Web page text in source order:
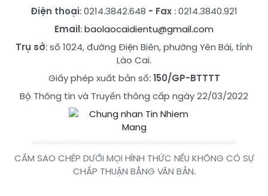
Điện thoại: 0214.3842.648 - Fax : 0214.3840.921
Email:baolaocaidientu@gmail.com
Trụ sở: số 1024, đường Điện Biên, phường Yên Bái, tỉnh
Lào Cai.
Giấy phép xuất bản số:150/GP-BTTTT
Bộ Thông tin và Truyền thông cấp ngày 22/03/2022
CẤM SAO CHÉP DƯỚI MỌI HÌNH THỨC NẾU KHÔNG CÓ SỰ
CHẤP THUẬN BẰNG VĂN BẢN.